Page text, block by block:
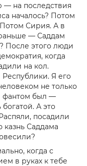
на последствия
началось? Потом
Сирия. А в
— Саддам
После этого люди
когда
на кол.
Я его
не только
фантом был —
А это
посадили
Саддама
когда с
в руках к тебе